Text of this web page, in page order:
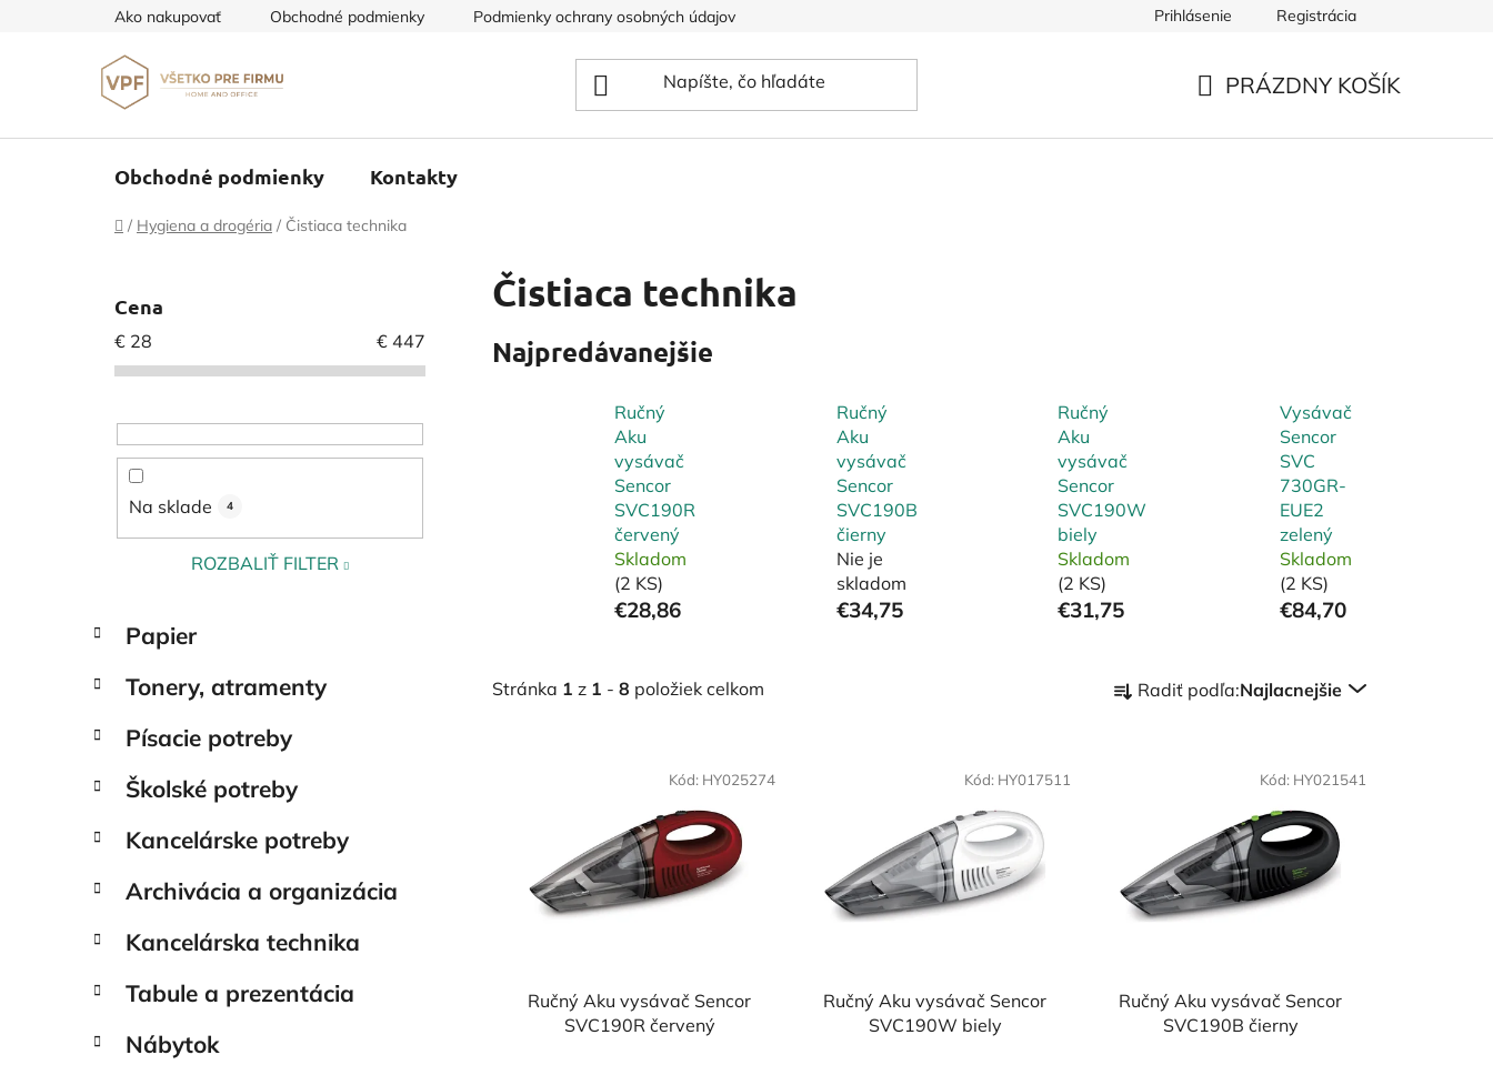
Ako nakupovať Obchodné podmienky Podmienky ochrany osobných údajov Prihlásenie Registrácia
PRÁZDNY KOŠÍK
Obchodné podmienky Kontakty
Domov
/ Hygiena a drogéria / Čistiaca technika
Cena
€ 28 € 447
Na sklade 4
ROZBALIŤ FILTER
kategórie
K
a
e
ó
i
Papier
Tonery, atramenty
Písacie potreby
Školské potreby
Kancelárske potreby
Archivácia a organizácia
Kancelárska technika
Tabule a prezentácia
Nábytok
Čistiaca technika
Najpredávanejšie
Ručný
Aku
vysávač
Sencor
SVC190R
červený
Skladom
(2 KS)
€28,86
Ručný
Aku
vysávač
Sencor
SVC190B
čierny
Nie je
skladom
€34,75
Ručný
Aku
vysávač
Sencor
SVC190W
biely
Skladom
(2 KS)
€31,75
Vysávač
Sencor
SVC
730GR-
EUE2
zelený
Skladom
(2 KS)
€84,70
Stránka 1 z 1 - 8 položiek celkom
a
r
u
k
Radiť podľa:Najlacnejšie
Ručný Aku vysávač Sencor
SVC190R červený
Kód: HY025274
Ručný Aku vysávač Sencor
SVC190W biely
Kód: HY017511
Ručný Aku vysávač Sencor
SVC190B čierny
Kód: HY021541